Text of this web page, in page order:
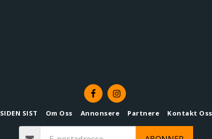
SIDEN SIST Om Oss Annonsere Partnere Kontakt Oss